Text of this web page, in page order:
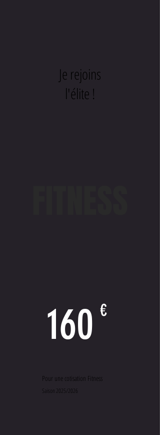
Je rejoins
l'élite !
160 €
Pour une cotisation Fitness
Saison 2025/2026